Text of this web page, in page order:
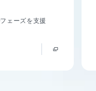
ェーズを支援